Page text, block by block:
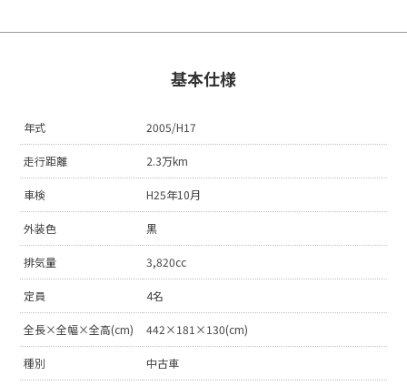
基本仕様
年式 2005/H17
走行距離 2.3万km
車検 H25年10月
外装色 黒
排気量 3,820cc
定員 4名
全長×全幅×全高(cm) 442×181×130(cm)
種別 中古車